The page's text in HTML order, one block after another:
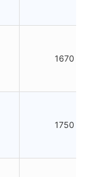
1670
1750